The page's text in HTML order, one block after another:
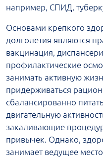
например, СПИД,
Основами крепкого
долголетия являются
вакцинация,
профилактические
занимать активную
придерживаться
сбалансированно
двигательную
закаливающие
привычек. Однако,
занимает ведущее